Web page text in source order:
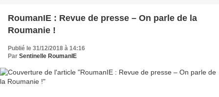
RoumanIE : Revue de presse – On parle de la
Roumanie !
Publié le 31/12/2018 à 14:16
Par Sentinelle RoumanIE